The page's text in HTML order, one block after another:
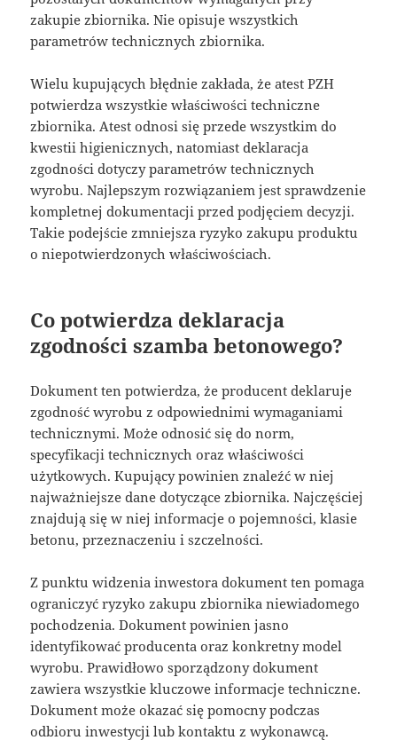
zakupie zbiornika. Nie opisuje wszystkich
parametrów technicznych zbiornika.
Wielu kupujących błędnie zakłada, że atest PZH
potwierdza wszystkie właściwości techniczne
zbiornika. Atest odnosi się przede wszystkim do
kwestii higienicznych, natomiast deklaracja
zgodności dotyczy parametrów technicznych
wyrobu. Najlepszym rozwiązaniem jest sprawdzenie
kompletnej dokumentacji przed podjęciem decyzji.
Takie podejście zmniejsza ryzyko zakupu produktu
o niepotwierdzonych właściwościach.
Co potwierdza deklaracja
zgodności szamba betonowego?
Dokument ten potwierdza, że producent deklaruje
zgodność wyrobu z odpowiednimi wymaganiami
technicznymi. Może odnosić się do norm,
specyfikacji technicznych oraz właściwości
użytkowych. Kupujący powinien znaleźć w niej
najważniejsze dane dotyczące zbiornika. Najczęściej
znajdują się w niej informacje o pojemności, klasie
betonu, przeznaczeniu i szczelności.
Z punktu widzenia inwestora dokument ten pomaga
ograniczyć ryzyko zakupu zbiornika niewiadomego
pochodzenia. Dokument powinien jasno
identyfikować producenta oraz konkretny model
wyrobu. Prawidłowo sporządzony dokument
zawiera wszystkie kluczowe informacje techniczne.
Dokument może okazać się pomocny podczas
odbioru inwestycji lub kontaktu z wykonawcą.